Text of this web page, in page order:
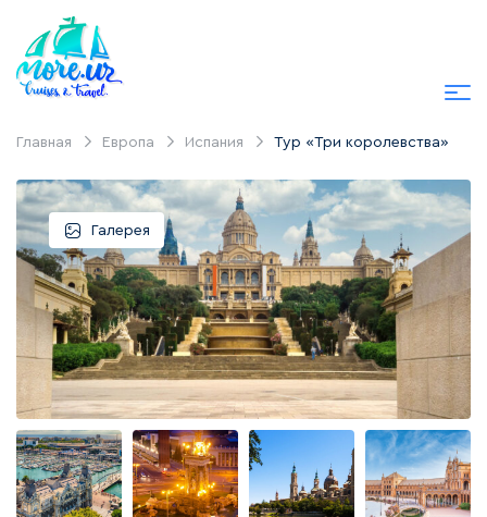
Главная Европа Испания Тур «Три королевства»
Галерея